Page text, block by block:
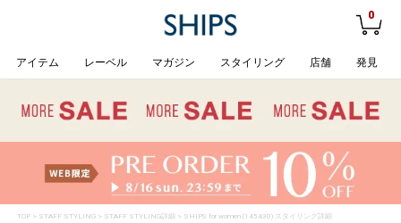
0
アイテム レーベル マガジン スタイリング 店舗 発見
TOP> STAFF STYLING> STAFF STYLING詳細 > SHIPS for women (145430) スタイリング詳細